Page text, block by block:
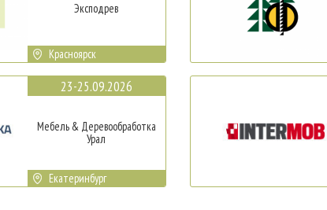
Эксподрев
Красноярск
23-25.09.2026
Мебель & Деревообработка
Урал
Екатеринбург